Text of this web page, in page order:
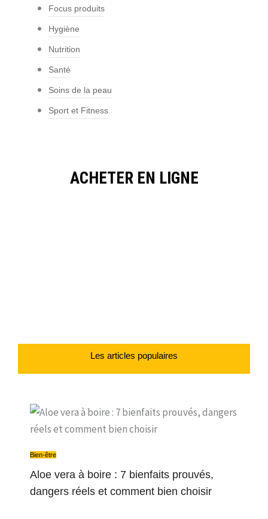
Focus produits
Hygiène
Nutrition
Santé
Soins de la peau
Sport et Fitness
ACHETER EN LIGNE
Les articles populaires
Bien-être
Aloe vera à boire : 7 bienfaits prouvés,
dangers réels et comment bien choisir